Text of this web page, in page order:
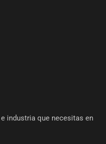
industria que necesitas en